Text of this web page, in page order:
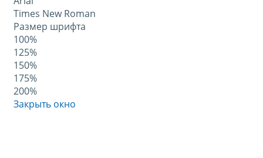
Times New Roman
Размер шрифта
100%
125%
150%
175%
200%
Закрыть окно